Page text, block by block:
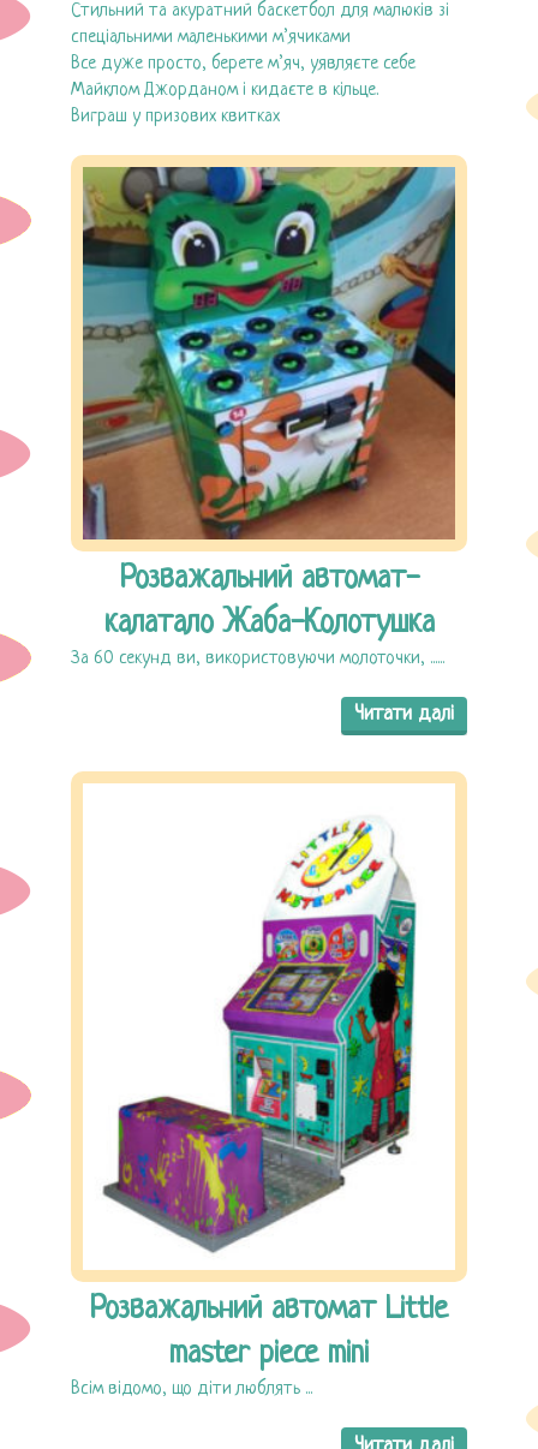
Стильний та акуратний баскетбол для малюків зі
спеціальними маленькими м’ячиками
Все дуже просто, берете м’яч, уявляєте себе
Майклом Джорданом і кидаєте в кільце.
Виграш у призових квитках
Розважальний автомат-
калатало Жаба-Колотушка
За 60 секунд ви, використовуючи молоточки, ......
Читати далі
Розважальний автомат Little
master piece mini
Всім відомо, що діти люблять ...